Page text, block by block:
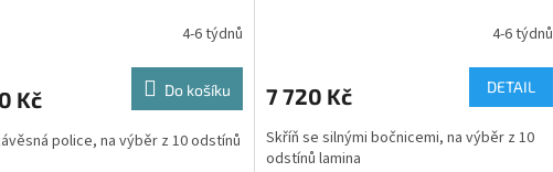
4-6 týdnů
Kč Do košíku
police, na výběr z 10 odstínů
4-6 týdnů
7 720 Kč DETAIL
Skříň se silnými bočnicemi, na výběr z 10
odstínů lamina